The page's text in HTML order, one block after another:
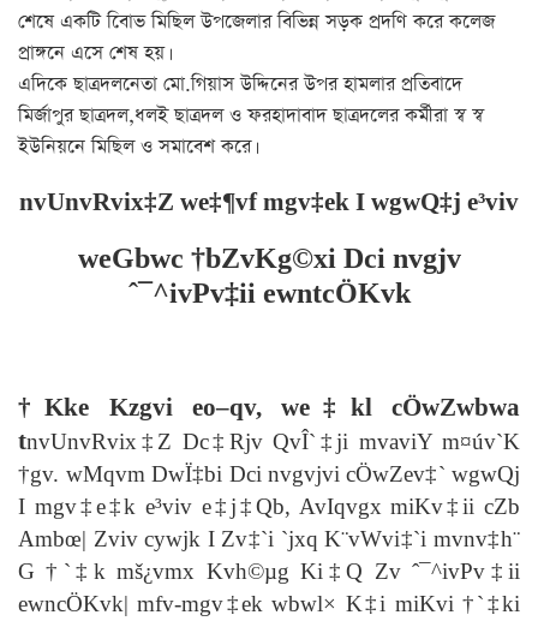
শেষে একটি বিােভ মিছিল উপজেলার বিভিন্ন সড়ক প্রদণি করে কলেজ
প্রাঙ্গনে এসে শেষ হয়।
এদিকে ছাত্রদলনেতা মো.গিয়াস উদ্দিনের উপর হামলার প্রতিবাদে
মির্জাপুর ছাত্রদল,ধলই ছাত্রদল ও ফরহাদাবাদ ছাত্রদলের কর্মীরা স্ব স্ব
ইউনিয়নে মিছিল ও সমাবেশ করে।
nvUnvRvix‡Z we‡¶vf mgv‡ek I wgwQ‡j e³viv
weGbwc †bZvKg©xi Dci nvgjv
ˆ¯^ivPv‡ii ewntcÖKvk
†Kke Kzgvi eo–qv, we‡kl cÖwZwbwa
tnvUnvRvix‡Z Dc‡Rjv QvÎ`‡ji mvaviY m¤úv`K
†gv. wMqvm DwÏ‡bi Dci nvgvjvi cÖwZev‡` wgwQj
I mgv‡e‡k e³viv e‡j‡Qb, AvIqvgx miKv‡ii cZb
Ambœ| Zviv cywjk I Zv‡`i `jxq K¨vWvi‡`i mvnv‡h¨
G †`‡k mš¿vmx Kvh©µg Ki‡Q Zv ˆ¯^ivPv‡ii
ewncÖKvk| mfv-mgv‡ek wbwl× K‡i miKvi †`‡ki